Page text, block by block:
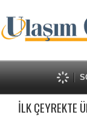
İLK ÇEYREKTE